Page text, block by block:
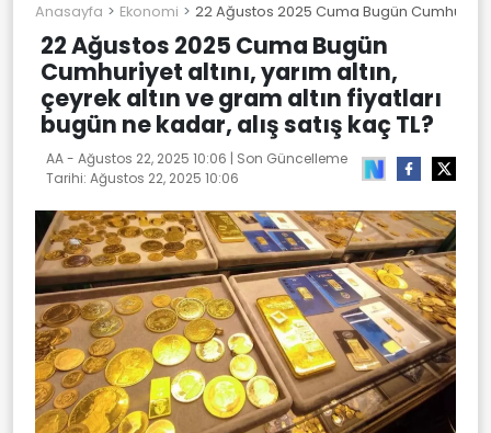
Anasayfa Ekonomi 22 Ağustos 2025 Cuma Bugün Cumhuriyet
22 Ağustos 2025 Cuma Bugün
Cumhuriyet altını, yarım altın,
çeyrek altın ve gram altın fiyatları
bugün ne kadar, alış satış kaç TL?
AA - Ağustos 22, 2025 10:06 | Son Güncelleme
Tarihi: Ağustos 22, 2025 10:06